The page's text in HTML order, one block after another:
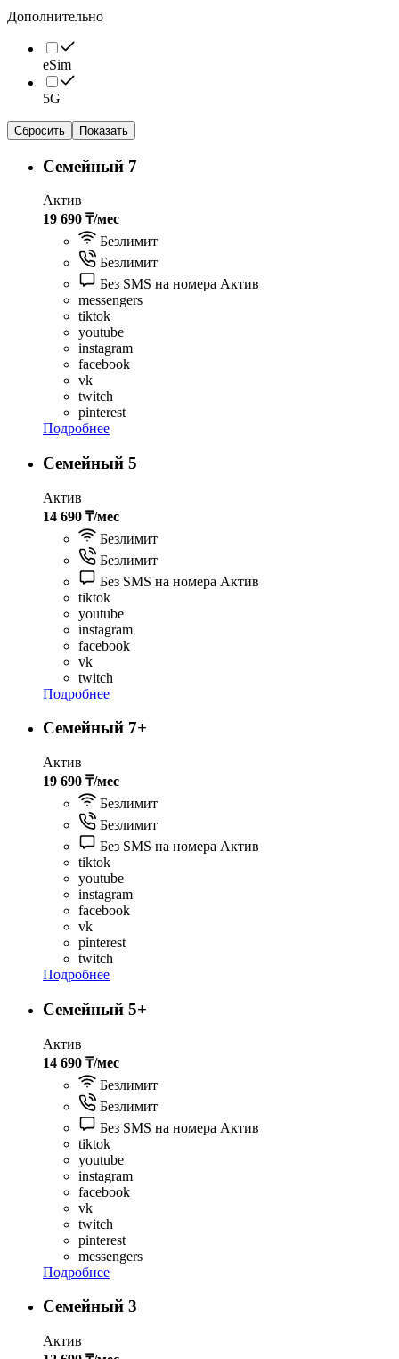
Дополнительно
eSim
5G
Сбросить Показать
Семейный 7
Актив
19 690 ₸/мес
Безлимит
Безлимит
Без SMS на номера Актив
messengers
tiktok
youtube
instagram
facebook
vk
twitch
pinterest
Подробнее
Семейный 5
Актив
14 690 ₸/мес
Безлимит
Безлимит
Без SMS на номера Актив
tiktok
youtube
instagram
facebook
vk
twitch
Подробнее
Семейный 7+
Актив
19 690 ₸/мес
Безлимит
Безлимит
Без SMS на номера Актив
tiktok
youtube
instagram
facebook
vk
pinterest
twitch
Подробнее
Семейный 5+
Актив
14 690 ₸/мес
Безлимит
Безлимит
Без SMS на номера Актив
tiktok
youtube
instagram
facebook
vk
twitch
pinterest
messengers
Подробнее
Семейный 3
Актив